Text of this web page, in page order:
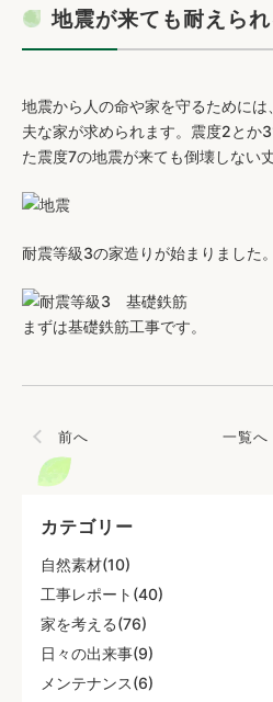
地震が来ても耐えら
地震から人の命や家を守るために
夫な家が求められます。震度2とか
た震度7の地震が来ても倒壊しない
耐震等級3の家造りが始まりました。
まずは基礎鉄筋工事です。
前へ 一覧へ
カテゴリー
自然素材(10)
工事レポート(40)
家を考える(76)
日々の出来事(9)
メンテナンス(6)